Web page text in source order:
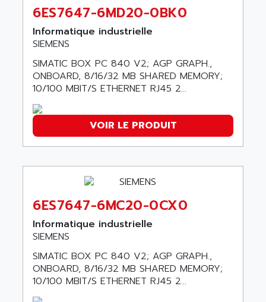
ACS600
PG
SINAMICS
TI 500
BUM 60
APP
REOVIB
MULTI DIGITAL
UNIDRIVE SP
BUH
PILOT PANEL
SERIE 90 MICRO
SIMATIC BOX PC 620
PROVIT 2000
ASEA
ASECOS
ASEDO
ASEM
ASERTI ELECTRONIC
ASIAITALIA
ASM
ASOUND
ASP AUTOMATIONSTECHNIK
ASROCK
ASSELIN
6ES7647-6MD20-0BK0
Informatique industrielle
SIEMENS
SIMATIC BOX PC 840 V2; AGP GRAPH.,
ONBOARD, 8/16/32 MB SHARED MEMORY;
10/100 MBIT/S ETHERNET RJ45 2...
VOIR LE PRODUIT
6ES7647-6MC20-0CX0
Informatique industrielle
SIEMENS
SIMATIC BOX PC 840 V2; AGP GRAPH.,
ONBOARD, 8/16/32 MB SHARED MEMORY;
10/100 MBIT/S ETHERNET RJ45 2...